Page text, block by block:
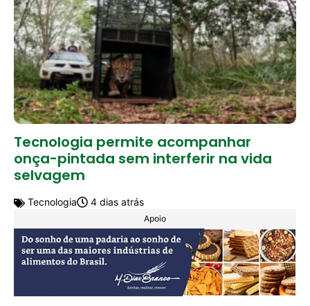
Tecnologia permite acompanhar
onça-pintada sem interferir na vida
selvagem
Tecnologia 4 dias atrás
Apoio